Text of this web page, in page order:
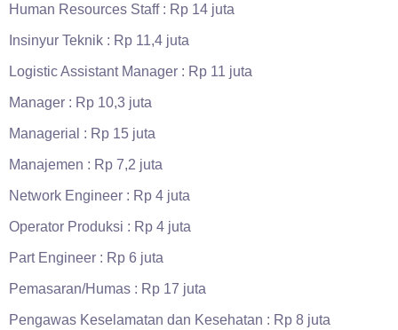
Human Resources Staff : Rp 14 juta
Insinyur Teknik : Rp 11,4 juta
Logistic Assistant Manager : Rp 11 juta
Manager : Rp 10,3 juta
Managerial : Rp 15 juta
Manajemen : Rp 7,2 juta
Network Engineer : Rp 4 juta
Operator Produksi : Rp 4 juta
Part Engineer : Rp 6 juta
Pemasaran/Humas : Rp 17 juta
Pengawas Keselamatan dan Kesehatan : Rp 8 juta